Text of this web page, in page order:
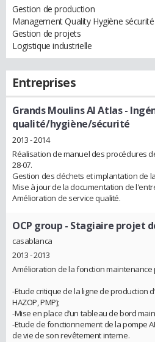
Gestion de production
Management Quality Hygiène
Gestion de projets
Logistique industrielle
Entreprises
Grands Moulins Al Atlas-
qualité/hygiène/sécurité
2013 - 2014
Réalisation de manuel des procédures
28-07.
Gestion des déchets et implantation de
Mise à jour de la documentation de
Amélioration de service qualité.
OCP group - Stagiaire projet
casablanca
2013 - 2013
Amélioration de la fonction maintenance
-Etude critique de la ligne de production
HAZOP, PMP);
-Mise en place d’un tableau de bord
-Etude de fonctionnement de la pompe
de vie de son revêtement interne.